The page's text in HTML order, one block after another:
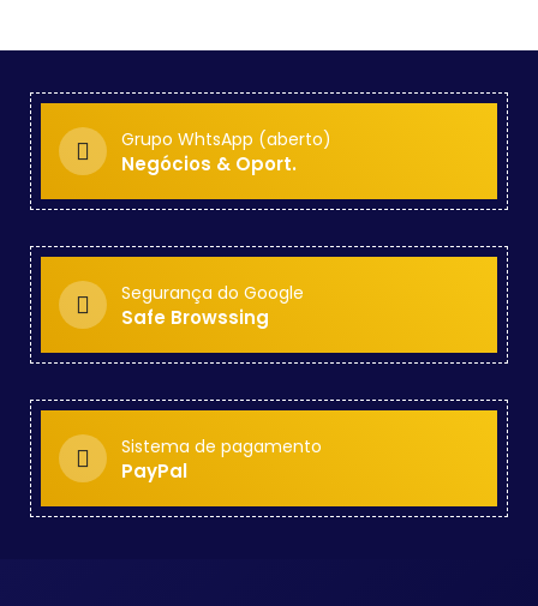
Grupo WhtsApp (aberto)
Negócios & Oport.
Segurança do Google
Safe Browssing
Sistema de pagamento
PayPal